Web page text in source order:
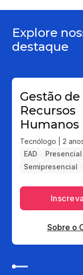
Explore
destaque
Gestão de
Recursos
Humanos
Tecnólogo | 2
EAD
Presencial
Semipresencial
Sobre o